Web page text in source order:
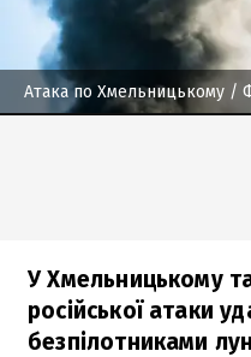
Атака по Хмельницькому /
У Хмельницькому
російської атаки
безпілотниками